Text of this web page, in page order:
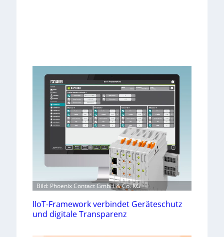
Bild: Phoenix Contact GmbH & Co. KG
IIoT-Framework verbindet Geräteschutz
und digitale Transparenz